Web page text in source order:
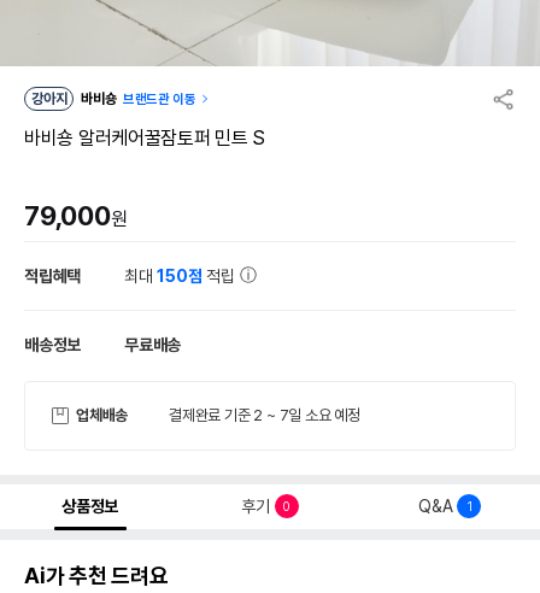
강아지 바비숑 브랜드관 이동
바비숑 알러케어꿀잠토퍼 민트 S
79,000원
적립혜택 최대150점 적립
배송정보 무료배송
업체배송 결제완료 기준 2 ~ 7일 소요 예정
상품정보 후기 0 Q&A 1
Ai가 추천 드려요